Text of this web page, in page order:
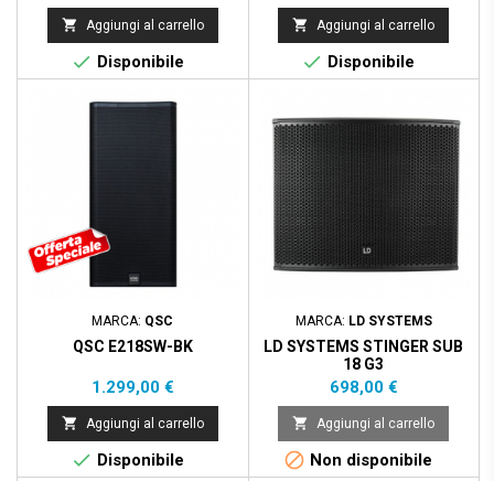
 Aggiungi al carrello
 Disponibile
base
 Aggiungi al carrello
 Disponibile
MARCA: QSC
QSC E218SW-BK
Prezzo
1.299,00 €
 Aggiungi al carrello
 Disponibile
MARCA: LD SYSTEMS
LD SYSTEMS STINGER SUB
18 G3
Prezzo
698,00 €
 Aggiungi al carrello
 Non disponibile